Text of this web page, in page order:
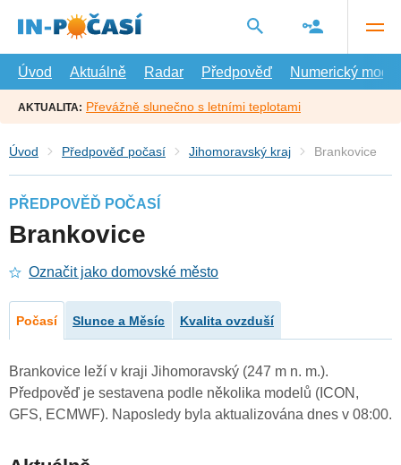
hlavní
Úvod
Aktuálně Radar Předpověď Numerický model
AKTUALITA: Převážně slunečno s letními teplotami
Úvod Předpověď počasí Jihomoravský kraj Brankovice
PŘEDPOVĚĎ POČASÍ
Brankovice
Označit jako domovské město
Počasí Slunce a Měsíc Kvalita ovzduší
Brankovice leží v kraji Jihomoravský (247 m n. m.).
Předpověď je sestavena podle několika modelů (ICON,
GFS, ECMWF). Naposledy byla aktualizována dnes v 08:00.